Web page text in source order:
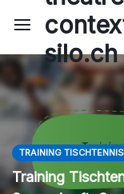
contentsilo.ch
TRAINING
Training